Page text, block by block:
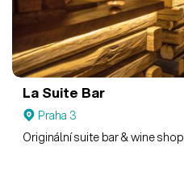
La Suite Bar
Praha 3
Originální suite bar & wine shop